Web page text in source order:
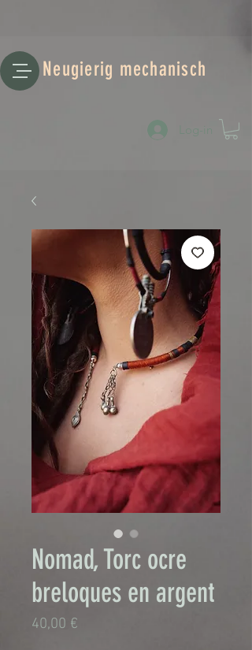
Neugierig mechanisch
Log-in
Nomad, Torc ocre
breloques en argent
40,00 €